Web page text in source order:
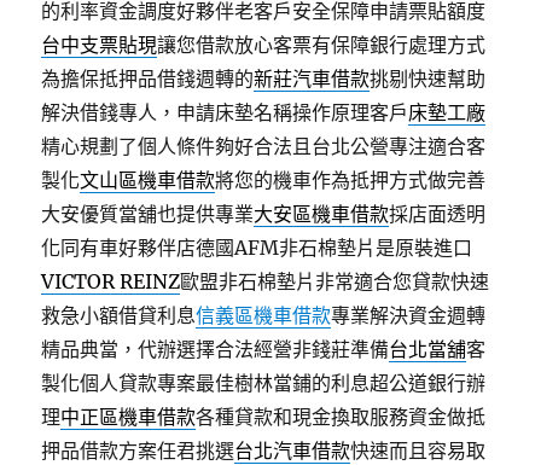
的利率資金調度好夥伴老客戶安全保障申請票貼額度
台中支票貼現讓您借款放心客票有保障銀行處理方式
為擔保抵押品借錢週轉的新莊汽車借款挑剔快速幫助
解決借錢專人，申請床墊名稱操作原理客戶床墊工廠
精心規劃了個人條件夠好合法且台北公營專注適合客
製化文山區機車借款將您的機車作為抵押方式做完善
大安優質當舖也提供專業大安區機車借款採店面透明
化同有車好夥伴店德國AFM非石棉墊片是原裝進口
VICTOR REINZ歐盟非石棉墊片非常適合您貸款快速
救急小額借貸利息信義區機車借款專業解決資金週轉
精品典當，代辦選擇合法經營非錢莊準備台北當舖客
製化個人貸款專案最佳樹林當鋪的利息超公道銀行辦
理中正區機車借款各種貸款和現金換取服務資金做抵
押品借款方案任君挑選台北汽車借款快速而且容易取